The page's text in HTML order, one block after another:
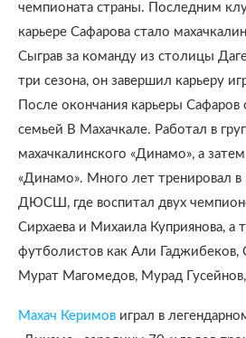
чемпионата страны. Последним
карьере Сафарова стало
Сыграв за команду из столицы
три сезона, он завершил карьеру
После окончания карьеры Сафаров
семьей В Махачкале. Работал в
махачкалинского «Динамо», а
«Динамо». Много лет тренировал в
ДЮСШ, где воспитал двух
Сирхаева и Михаила Куприянова, а
футболистов как Али Гаджибеков,
Мурат Магомедов, Мурад
Махач Керимов играл в